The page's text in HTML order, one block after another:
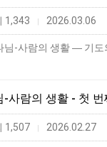
1,343 2026.03.06
님-사람의 생활 ― 기
-사람의 생활 - 첫
1,507 | 2026.02.27